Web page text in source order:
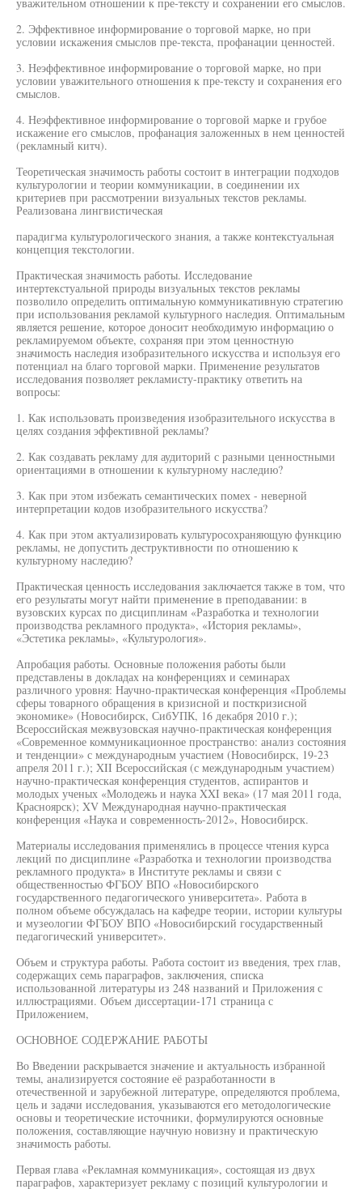
2. Эффективное информирование о торговой марке, но при
условии искажения смыслов пре-текста, профанации ценностей.
3. Неэффективное информирование о торговой марке, но при
условии уважительного отношения к пре-тексту и сохранения его
смыслов.
4. Неэффективное информирование о торговой марке и грубое
искажение его смыслов, профанация заложенных в нем ценностей
(рекламный китч).
Теоретическая значимость работы состоит в интеграции подходов
культурологии и теории коммуникации, в соединении их
критериев при рассмотрении визуальных текстов рекламы.
Реализована лингвистическая
парадигма культурологического знания, а также контекстуальная
концепция текстологии.
Практическая значимость работы. Исследование
интертекстуальной природы визуальных текстов рекламы
позволило определить оптимальную коммуникативную стратегию
при использования рекламой культурного наследия. Оптимальным
является решение, которое доносит необходимую информацию о
рекламируемом объекте, сохраняя при этом ценностную
значимость наследия изобразительного искусства и используя его
потенциал на благо торговой марки. Применение результатов
исследования позволяет рекламисту-практику ответить на
вопросы:
1. Как использовать произведения изобразительного искусства в
целях создания эффективной рекламы?
2. Как создавать рекламу для аудиторий с разными ценностными
ориентациями в отношении к культурному наследию?
3. Как при этом избежать семантических помех - неверной
интерпретации кодов изобразительного искусства?
4. Как при этом актуализировать культуросохраняющую функцию
рекламы, не допустить деструктивности по отношению к
культурному наследию?
Практическая ценность исследования заключается также в том, что
его результаты могут найти применение в преподавании: в
вузовских курсах по дисциплинам «Разработка и технологии
производства рекламного продукта», «История рекламы»,
«Эстетика рекламы», «Культурология».
Апробация работы. Основные положения работы были
представлены в докладах на конференциях и семинарах
различного уровня: Научно-практическая конференция «Проблемы
сферы товарного обращения в кризисной и посткризисной
экономике» (Новосибирск, СибУПК, 16 декабря 2010 г.);
Всероссийская межвузовская научно-практическая конференция
«Современное коммуникационное пространство: анализ состояния
и тенденции» с международным участием (Новосибирск, 19-23
апреля 2011 г.); XII Всероссийская (с международным участием)
научно-практическая конференция студентов, аспирантов и
молодых ученых «Молодежь и наука XXI века» (17 мая 2011 года,
Красноярск); XV Международная научно-практическая
конференция «Наука и современность-2012», Новосибирск.
Материалы исследования применялись в процессе чтения курса
лекций по дисциплине «Разработка и технологии производства
рекламного продукта» в Институте рекламы и связи с
общественностью ФГБОУ ВПО «Новосибирского
государственного педагогического университета». Работа в
полном объеме обсуждалась на кафедре теории, истории культуры
и музеологии ФГБОУ ВПО «Новосибирский государственный
педагогический университет».
Объем и структура работы. Работа состоит из введения, трех глав,
содержащих семь параграфов, заключения, списка
использованной литературы из 248 названий и Приложения с
иллюстрациями. Объем диссертации-171 страница с
Приложением,
ОСНОВНОЕ СОДЕРЖАНИЕ РАБОТЫ
Во Введении раскрывается значение и актуальность избранной
темы, анализируется состояние её разработанности в
отечественной и зарубежной литературе, определяются проблема,
цель и задачи исследования, указываются его методологические
основы и теоретические источники, формулируются основные
положения, составляющие научную новизну и практическую
значимость работы.
Первая глава «Рекламная коммуникация», состоящая из двух
параграфов, характеризует рекламу с позиций культурологии и